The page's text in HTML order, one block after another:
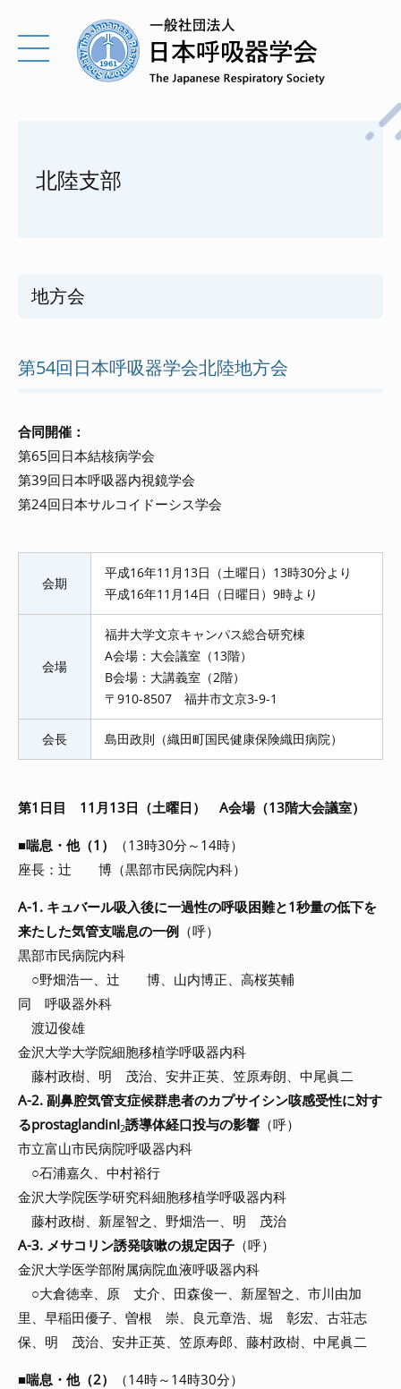
北陸支部
地方会
第54回日本呼吸器学会北陸地方会
合同開催：
第65回日本結核病学会
第39回日本呼吸器内視鏡学会
第24回日本サルコイドーシス学会
会期
平成16年11月13日（土曜日）13時30分より
平成16年11月14日（日曜日）9時より
会場
福井大学文京キャンパス総合研究棟
A会場：大会議室（13階）
B会場：大講義室（2階）
〒910-8507 福井市文京3-9-1
会長 島田政則（織田町国民健康保険織田病院）
第1日目 11月13日（土曜日） A会場（13階大会議室）
■喘息・他（1）
（13時30分～14時）
座長：辻 博（黒部市民病院内科）
A-1. キュバール吸入後に一過性の呼吸困難と1秒量の低下を
来たした気管支喘息の一例 （呼）
黒部市民病院内科
○野畑浩一、辻 博、山内博正、高桜英輔
同 呼吸器外科
渡辺俊雄
金沢大学大学院細胞移植学呼吸器内科
藤村政樹、明 茂治、安井正英、笠原寿朗、中尾眞二
A-2. 副鼻腔気管支症候群患者のカプサイシン咳感受性に対す
るprostaglandinI2誘導体経口投与の影響 （呼）
市立富山市民病院呼吸器内科
○石浦嘉久、中村裕行
金沢大学院医学研究科細胞移植学呼吸器内科
藤村政樹、新屋智之、野畑浩一、明 茂治
A-3. メサコリン誘発咳嗽の規定因子 （呼）
金沢大学医学部附属病院血液呼吸器内科
○大倉徳幸、原 丈介、田森俊一、新屋智之、市川由加
里、早稲田優子、曽根 崇、良元章浩、堀 彰宏、古荘志
保、明 茂治、安井正英、笠原寿郎、藤村政樹、中尾眞二
■喘息・他（2）
（14時～14時30分）